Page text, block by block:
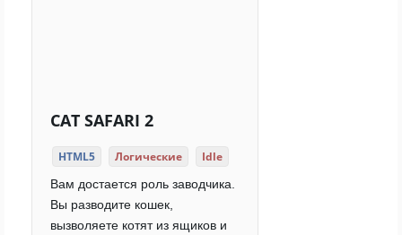
CAT SAFARI 2
HTML5 Логические Idle
Вам достается роль заводчика.
Вы разводите кошек,
вызволяете котят из ящиков и